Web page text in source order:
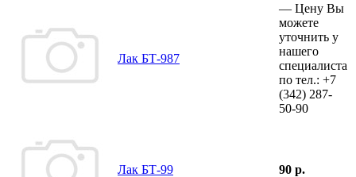
Лак БТ-987
— Цену Вы
можете
уточнить у
нашего
специалиста
по тел.: +7
(342) 287-
50-90
Лак БТ-99 90 р.